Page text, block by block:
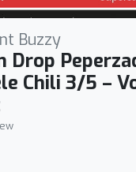
Buzzy
Drop
Chili 3/5 –